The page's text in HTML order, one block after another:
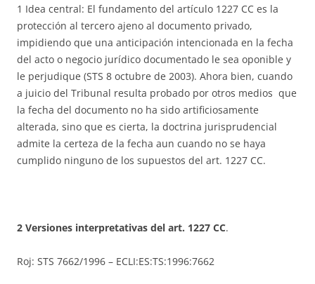
1 Idea central: El fundamento del artículo 1227 CC es la
protección al tercero ajeno al documento privado,
impidiendo que una anticipación intencionada en la fecha
del acto o negocio jurídico documentado le sea oponible y
le perjudique (STS 8 octubre de 2003). Ahora bien, cuando
a juicio del Tribunal resulta probado por otros medios que
la fecha del documento no ha sido artificiosamente
alterada, sino que es cierta, la doctrina jurisprudencial
admite la certeza de la fecha aun cuando no se haya
cumplido ninguno de los supuestos del art. 1227 CC.
2 Versiones interpretativas del art. 1227 CC.
Roj: STS 7662/1996 – ECLI:ES:TS:1996:7662